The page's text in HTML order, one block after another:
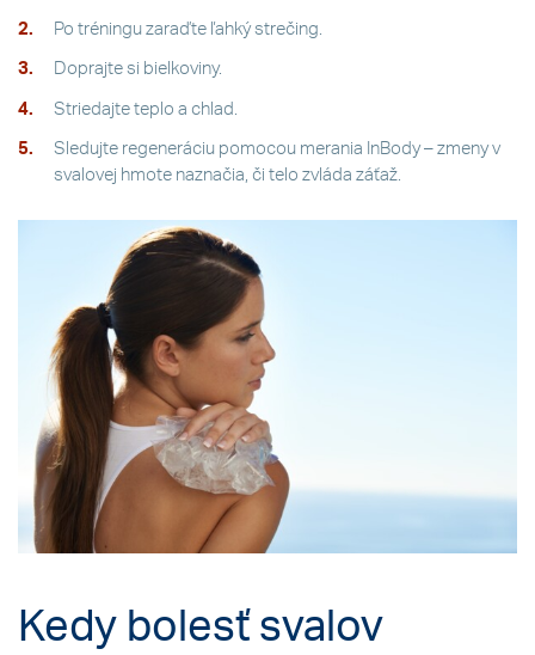
Po tréningu zaraďte ľahký strečing.
Doprajte si bielkoviny.
Striedajte teplo a chlad.
Sledujte regeneráciu pomocou merania InBody – zmeny v
svalovej hmote naznačia, či telo zvláda záťaž.
Kedy bolesť svalov